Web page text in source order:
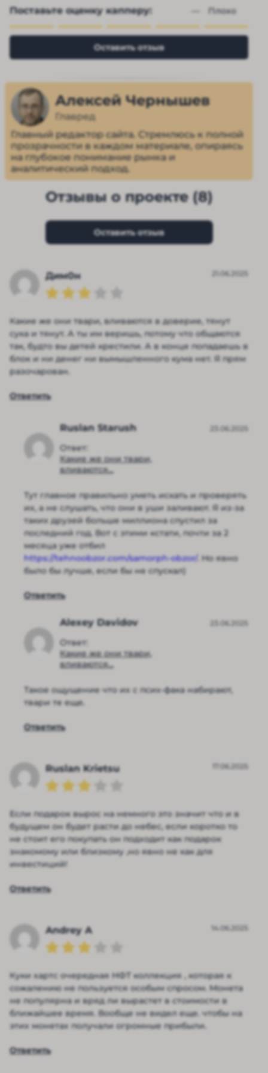
Поставьте оценку капперу: — Плохо
Оставить отзыв
Алексей Чернышев
Главред
Главный редактор сайта. Стремлюсь к полной
прозрачности в каждом материале, опираясь
на глубокое понимание рынка и
аналитический подход.
Отзывы о проекте (8)
Оставить отзыв
Дим0н 21.06.2025
Какие же они твари, вливаются в доверие, тянут
сука и тянут. А ты им веришь, потому что общаются
так, будто вы детей крестили. А в конце попадаешь в
блок и ни денег ни вымышленного кума нет. Я прям
разочарован.
Ответить
Ruslan Starush
Ответ:
Какие же они твари,
вливаются...
23.06.2025
Тут главное правильно уметь искать и проверять
их, а не слушать, что они в уши заливают. Я из-за
таких друзей больше миллиона спустил за
последний год. Вот с этими кстати, почти за 2
месяца уже отбил
https://tehnoobzor.com/samorph-obzor/ . Но явно
было бы лучше, если бы не спускал)
Ответить
Alexey Davidov
Ответ:
Какие же они твари,
вливаются...
23.06.2025
Такое ощущение что их с псих-фака набирают,
твари те еще.
Ответить
Ruslan Krietsu 17.06.2025
Если подарок вырос на немного это значит что и в
будущем он будет расти до небес, если коротко то
не стоит его покупать он подходит как подарок
знакомому или близкому ,но явно не как для
инвестиций!
Ответить
Andrey A 14.06.2025
Куки хартс очередная НФТ коллекция , которая к
сожалению не пользуется особым спросом. Монета
не популярна и вряд ли вырастет в стоимости в
ближайшее время. Вообще не видел еще. чтобы на
этих монетах получали огромные прибыли.
Ответить